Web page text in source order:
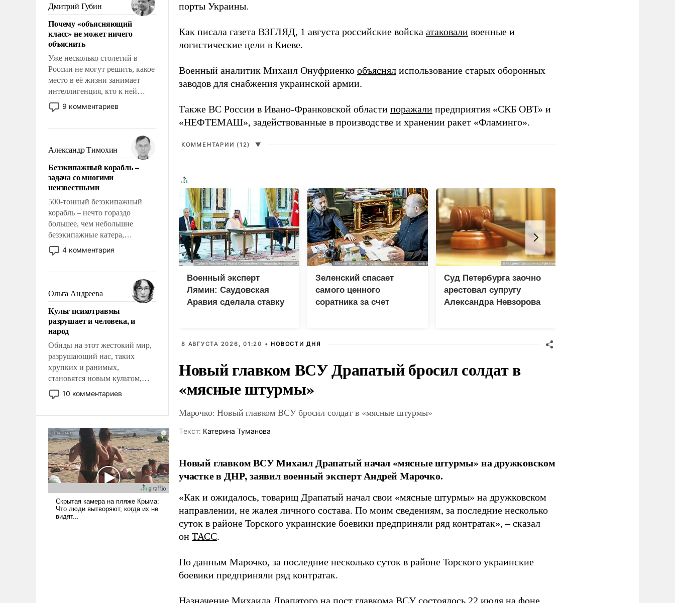
Дмитрий Губин
Почему «объясняющий
класс» не может ничего
объяснить
Уже несколько столетий в
России не могут решить, какое
место в её жизни занимает
интеллигенция, кто к ней
принадлежит, а кого из неё
исключили с правом
чем она отличается от просто
образованных людей. Иногда
казалось, что эти вопросы
решены раз и навсегда, но –
нет, не решены.
9 комментариев
Александр Тимохин
Безэкипажный корабль –
задача со многими
неизвестными
500-тонный безэкипажный
корабль – нечто гораздо
большее, чем небольшие
безэкипажные катера,
применение которых уже
стало обыденностью. Задача по
сложна и амбициозна. Однако
и ее реализация радикально
поднимет наши боевые
возможности.
4 комментария
Ольга Андреева
Культ психотравмы
разрушает и человека, и
народ
Обиды на этот жестокий мир,
разрушающий нас, таких
хрупких и ранимых,
становятся новым культом,
постепенно вытесняя и
отменяя традиционное
ударами судьбы, брать на себя
ответственность, помогать
слабым, идти вперед и
адаптироваться.
10 комментариев
порты Украины.
Как писала газета ВЗГЛЯД, 1 августа российские войска атаковали военные и
логистические цели в Киеве.
Военный аналитик Михаил Онуфриенко объяснял использование старых оборонных
заводов для снабжения украинской армии.
Также ВС России в Ивано-Франковской области поражали предприятия «СКБ ОВТ» и
«НЕФТЕМАШ», задействованные в производстве и хранении ракет «Фламинго».
КОММЕНТАРИИ (12) ▼
Военный эксперт
Лямин: Саудовская
Аравия сделала ставку
Зеленский спасает
самого ценного
соратника за счет
Суд Петербурга заочно
арестовал супругу
Александра Невзорова
8 АВГУСТА 2026, 01:20 • НОВОСТИ ДНЯ
Новый главком ВСУ Драпатый бросил солдат в
«мясные штурмы»
Марочко: Новый главком ВСУ бросил солдат в «мясные штурмы»
Tекст: Катерина Туманова
Новый главком ВСУ Михаил Драпатый начал «мясные штурмы» на дружковском
участке в ДНР, заявил военный эксперт Андрей Марочко.
«Как и ожидалось, товарищ Драпатый начал свои «мясные штурмы» на дружковском
направлении, не жалея личного состава. По моим сведениям, за последние несколько
суток в районе Торского украинские боевики предприняли ряд контратак», – сказал
он ТАСС.
По данным Марочко, за последние несколько суток в районе Торского украинские
боевики предприняли ряд контратак.
Назначение Михаила Драпатого на пост главкома ВСУ состоялось 22 июля на фоне